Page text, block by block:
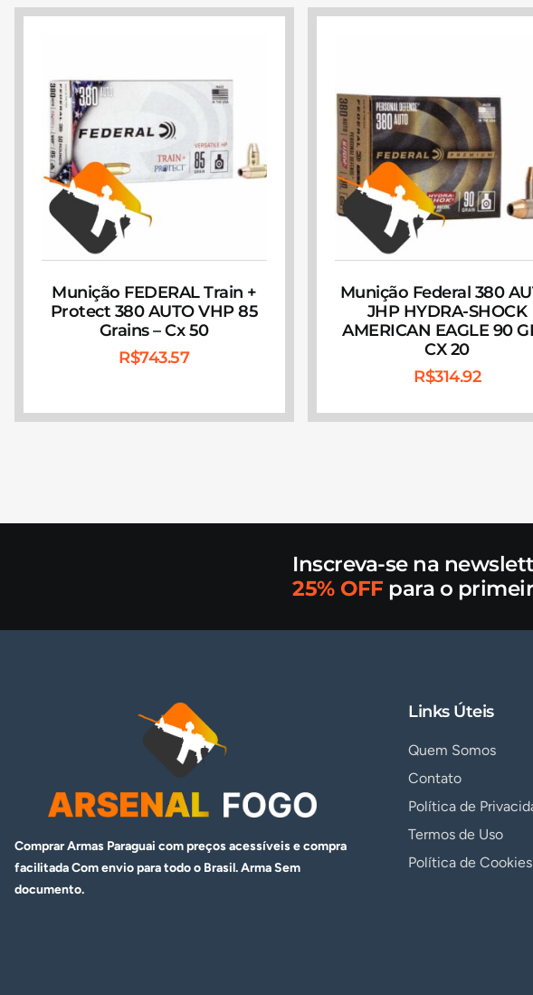
Munição FEDERAL Train +
Protect 380 AUTO VHP 85
Grains – Cx 50
R$743.57
Munição Federal 380
JHP HYDRA-SHOCK
AMERICAN EAGLE 90
CX 20
R$314.92
Inscreva-se na
25% OFF para o
Comprar Armas Paraguai com preços acessíveis e compra
facilitada Com envio para todo o Brasil. ArmaSem
documento.
Links Úteis
Quem Somos
Contato
Política de
Termos de Uso
Política de Cookies